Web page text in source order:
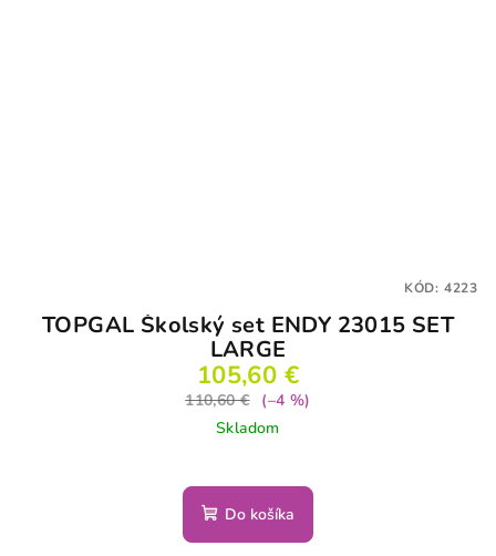
TOPGAL Školský set ENDY 23015 SET
LARGE
105,60 €
110,60 €
(–4 %)
Skladom
Do košíka
KÓD: 4223